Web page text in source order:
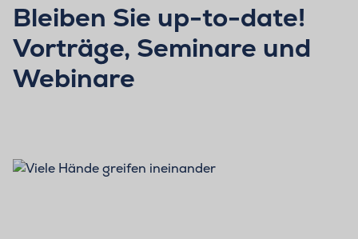
Bleiben Sie up-to-date!
Vorträge, Seminare und
Webinare